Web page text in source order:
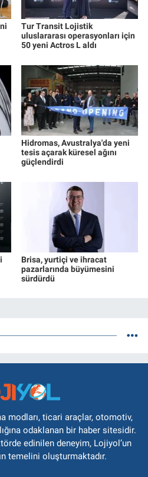
Tur Transit Lojistik
uluslararası operasyonları için
50 yeni Actros L aldı
Hidromas, Avustralya'da yeni
tesis açarak küresel ağını
güçlendirdi
Brisa, yurtiçi ve ihracat
pazarlarında büyümesini
sürdürdü
modları, ticari araçlar, otomotiv,
odaklanan bir haber sitesidir.
edinilen deneyim, Lojiyol’un
temelini oluşturmaktadır.